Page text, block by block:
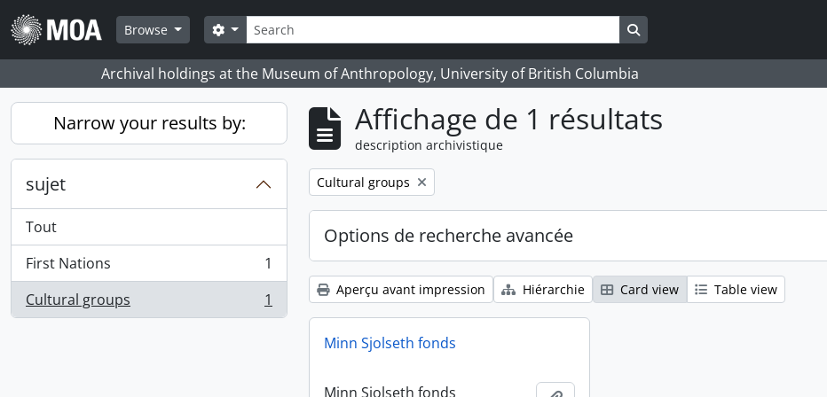
Skip to main content
Browse
Rechercher
Search options Search in browse page
Archival holdings at the Museum of Anthropology, University of British Columbia
Narrow your results by:
sujet
Tout
First Nations
, 1 résultats
1
Cultural groups
, 1 résultats 1
Affichage de 1 résultats
description archivistique
Remove filter:
Cultural groups
Options de recherche avancée
Aperçu avant impression Hiérarchie Card view Table view
Minn Sjolseth fonds
Minn Sjolseth fonds